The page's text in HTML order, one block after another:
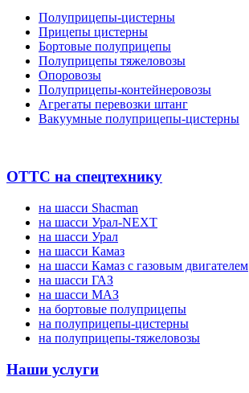
Полуприцепы-цистерны
Прицепы цистерны
Бортовые полуприцепы
Полуприцепы тяжеловозы
Опоровозы
Полуприцепы-контейнеровозы
Агрегаты перевозки штанг
Вакуумные полуприцепы-цистерны
ОТТС на спецтехнику
на шасси Shacman
на шасси Урал-NEXT
на шасси Урал
на шасси Камаз
на шасси Камаз с газовым двигателем
на шасси ГАЗ
на шасси МАЗ
на бортовые полуприцепы
на полуприцепы-цистерны
на полуприцепы-тяжеловозы
Наши услуги